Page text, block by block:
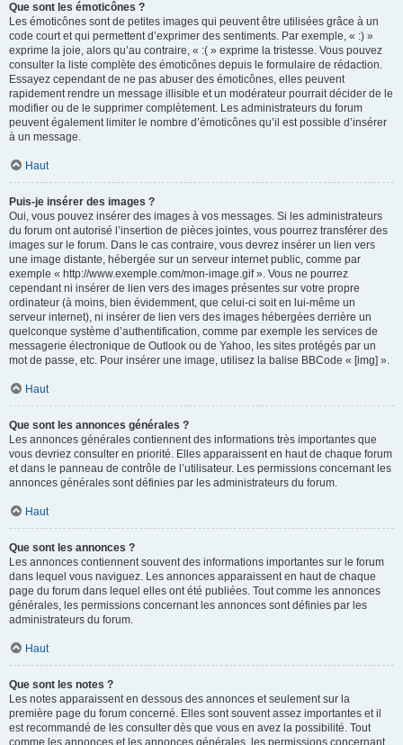
Que sont les émoticônes ?
Les émoticônes sont de petites images qui peuvent être utilisées grâce à un
code court et qui permettent d’exprimer des sentiments. Par exemple, « :) »
exprime la joie, alors qu’au contraire, « :( » exprime la tristesse. Vous pouvez
consulter la liste complète des émoticônes depuis le formulaire de rédaction.
Essayez cependant de ne pas abuser des émoticônes, elles peuvent
rapidement rendre un message illisible et un modérateur pourrait décider de le
modifier ou de le supprimer complètement. Les administrateurs du forum
peuvent également limiter le nombre d’émoticônes qu’il est possible d’insérer
à un message.
Haut
Puis-je insérer des images ?
Oui, vous pouvez insérer des images à vos messages. Si les administrateurs
du forum ont autorisé l’insertion de pièces jointes, vous pourrez transférer des
images sur le forum. Dans le cas contraire, vous devrez insérer un lien vers
une image distante, hébergée sur un serveur internet public, comme par
exemple « http://www.exemple.com/mon-image.gif ». Vous ne pourrez
cependant ni insérer de lien vers des images présentes sur votre propre
ordinateur (à moins, bien évidemment, que celui-ci soit en lui-même un
serveur internet), ni insérer de lien vers des images hébergées derrière un
quelconque système d’authentification, comme par exemple les services de
messagerie électronique de Outlook ou de Yahoo, les sites protégés par un
mot de passe, etc. Pour insérer une image, utilisez la balise BBCode « [img] ».
Haut
Que sont les annonces générales ?
Les annonces générales contiennent des informations très importantes que
vous devriez consulter en priorité. Elles apparaissent en haut de chaque forum
et dans le panneau de contrôle de l’utilisateur. Les permissions concernant les
annonces générales sont définies par les administrateurs du forum.
Haut
Que sont les annonces ?
Les annonces contiennent souvent des informations importantes sur le forum
dans lequel vous naviguez. Les annonces apparaissent en haut de chaque
page du forum dans lequel elles ont été publiées. Tout comme les annonces
générales, les permissions concernant les annonces sont définies par les
administrateurs du forum.
Haut
Que sont les notes ?
Les notes apparaissent en dessous des annonces et seulement sur la
première page du forum concerné. Elles sont souvent assez importantes et il
est recommandé de les consulter dès que vous en avez la possibilité. Tout